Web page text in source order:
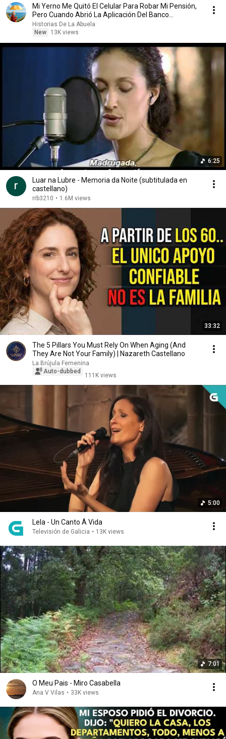
Mi Yerno Me Quitó El Celular Para Robar Mi Pensión,
Pero Cuando Abrió La Aplicación Del Banco...
Historias De La Abuela
New
13K views
6:25
Luar na Lubre - Memoria da Noite (subtitulada en
castellano)
rrb3210 • 1.6M views
33:32
The 5 Pillars You Must Rely On When Aging (And
They Are Not Your Family) | Nazareth Castellano
La Brújula Femenina
Auto-dubbed
111K views
5:00
Lela - Un Canto Á Vida
Televisión de Galicia • 13K views
7:01
O Meu Pais - Miro Casabella
Ana V Vilas • 33K views